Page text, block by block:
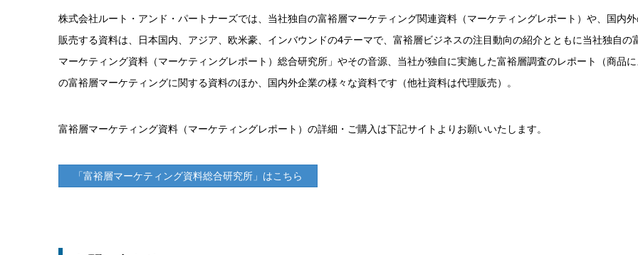
株式会社ルート・アンド・パートナーズでは、当社独自の富裕層マーケティング関連資料（マーケティングレポート）や、国内
販売する資料は、日本国内、アジア、欧米豪、インバウンドの4テーマで、富裕層ビジネスの注目動向の紹介とともに当社独自
マーケティング資料（マーケティングレポート）総合研究所」やその音源、当社が独自に実施した富裕層調査のレポート（商品
の富裕層マーケティングに関する資料のほか、国内外企業の様々な資料です（他社資料は代理販売）。
富裕層マーケティング資料（マーケティングレポート）の詳細・ご購入は下記サイトよりお願いいたします。
「富裕層マーケティング資料総合研究所」はこちら